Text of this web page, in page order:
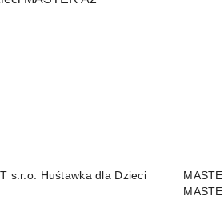
s.r.o. Huśtawka dla Dzieci